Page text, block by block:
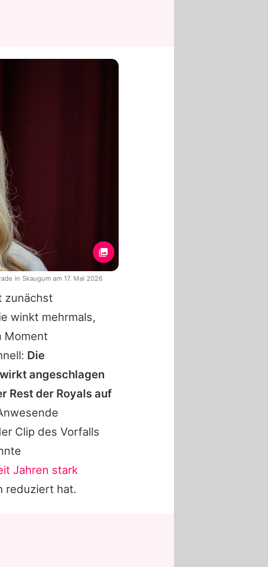
zunächst
winkt mehrmals,
Moment
Die
angeschlagen
Rest der Royals auf
Clip des Vorfalls
Jahren stark
reduziert hat.
in Skaugum am 17. Mai 2026